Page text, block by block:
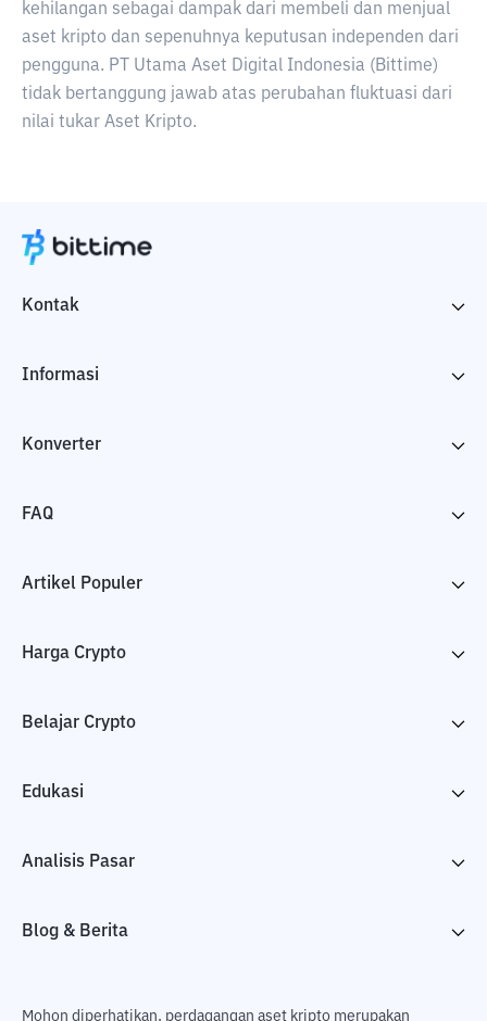
kehilangan sebagai dampak dari membeli dan menjual
aset kripto dan sepenuhnya keputusan independen dari
pengguna. PT Utama Aset Digital Indonesia (Bittime)
tidak bertanggung jawab atas perubahan fluktuasi dari
nilai tukar Aset Kripto.
Kontak
Informasi
Konverter
FAQ
Artikel Populer
Harga Crypto
Belajar Crypto
Edukasi
Analisis Pasar
Blog & Berita
Mohon diperhatikan, perdagangan aset kripto merupakan